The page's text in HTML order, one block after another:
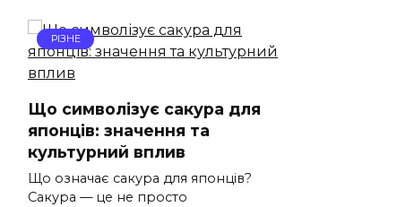
РІЗНЕ
Що символізує сакура для
японців: значення та
культурний вплив
Що означає сакура для японців?
Сакура — це не просто